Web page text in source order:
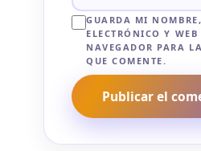
GUARDA MI NOMBRE,
ELECTRÓNICO Y WEB
NAVEGADOR PARA
QUE COMENTE.